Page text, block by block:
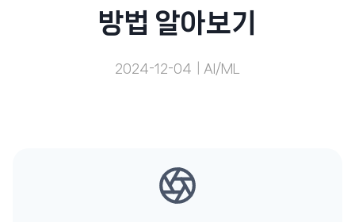
방법 알아보기
2024-12-04 AI/ML